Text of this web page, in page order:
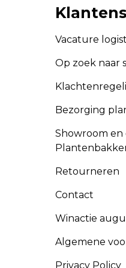
Vacature
Op zoek naar
Bezorging
Showroom
Retourneren
Contact
Winactie
Algemene
Privacy Policy